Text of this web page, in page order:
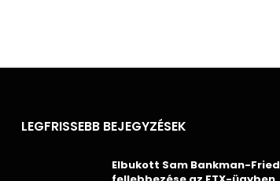
LEGFRISSEBB BEJEGYZÉSEK
Elbukott Sam Bankman-Fried